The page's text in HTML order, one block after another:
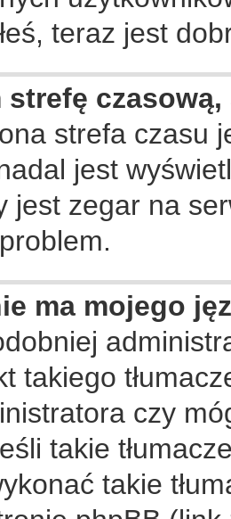
teraz jest
strefę
strefa czasu
jest
jest zegar na
ma mojego
takiego
czy
takie
takie